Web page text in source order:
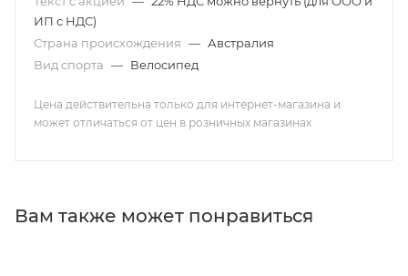
ИП с НДС)
Страна происхождения — Австралия
Вид спорта — Велосипед
Цена действительна только для интернет-магазина и
может отличаться от цен в розничных магазинах
Вам также может понравиться